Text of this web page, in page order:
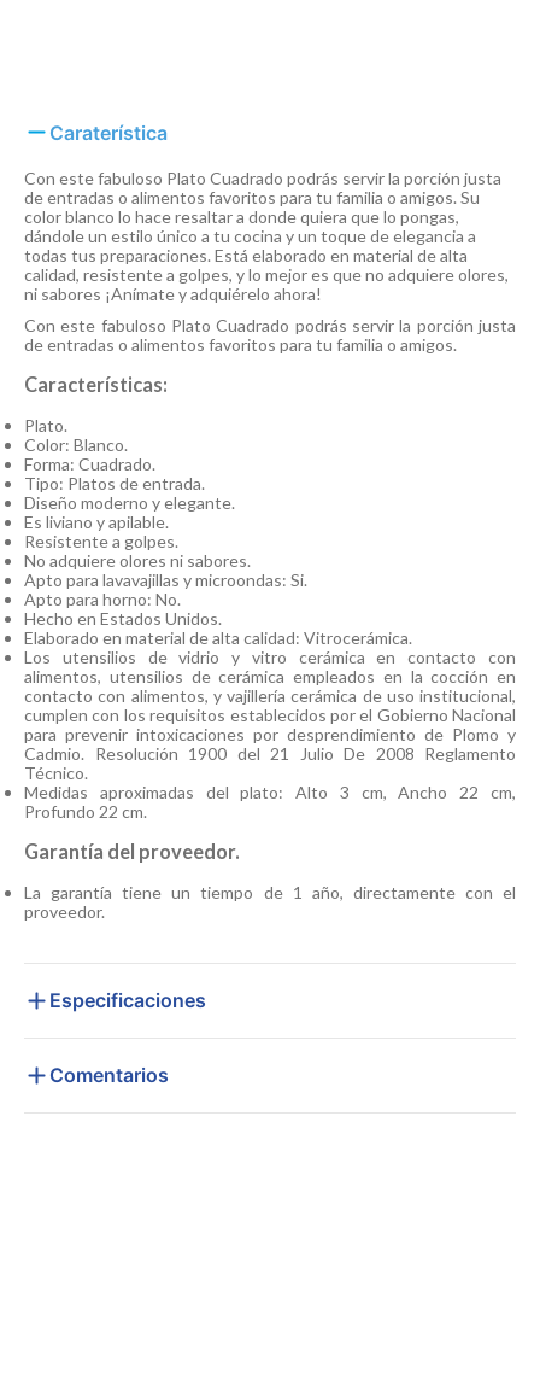
Caraterística
Con este fabuloso Plato Cuadrado podrás servir la porción justa
de entradas o alimentos favoritos para tu familia o amigos. Su
color blanco lo hace resaltar a donde quiera que lo pongas,
dándole un estilo único a tu cocina y un toque de elegancia a
todas tus preparaciones. Está elaborado en material de alta
calidad, resistente a golpes, y lo mejor es que no adquiere olores,
ni sabores ¡Anímate y adquiérelo ahora!
Con este fabuloso Plato Cuadrado podrás servir la porción justa
de entradas o alimentos favoritos para tu familia o amigos.
Características:
Plato.
Color: Blanco.
Forma: Cuadrado.
Tipo: Platos de entrada.
Diseño moderno y elegante.
Es liviano y apilable.
Resistente a golpes.
No adquiere olores ni sabores.
Apto para lavavajillas y microondas: Si.
Apto para horno: No.
Hecho en Estados Unidos.
Elaborado en material de alta calidad: Vitrocerámica.
Los utensilios de vidrio y vitro cerámica en contacto con
alimentos, utensilios de cerámica empleados en la cocción en
contacto con alimentos, y vajillería cerámica de uso institucional,
cumplen con los requisitos establecidos por el Gobierno Nacional
para prevenir intoxicaciones por desprendimiento de Plomo y
Cadmio. Resolución 1900 del 21 Julio De 2008 Reglamento
Técnico.
Medidas aproximadas del plato: Alto 3 cm, Ancho 22 cm,
Profundo 22 cm.
Garantía del proveedor.
La garantía tiene un tiempo de 1 año, directamente con el
proveedor.
Especificaciones
Comentarios